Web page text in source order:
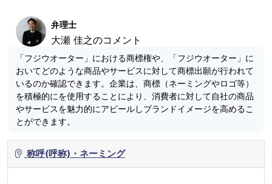
弁理士
大瀬 佳之のコメント
「フジウオーター」における商標権や、「フジウオーター」に
おいてどのような商品やサービスに対して商標出願が行われて
いるのか確認できます。企業は、商標（ネーミングやロゴ等）
を積極的にを使用することにより、消費者に対して自社の商品
やサービスを魅力的にアピールしブランドイメージを高めるこ
とができます。
称呼(呼称)・ネーミング